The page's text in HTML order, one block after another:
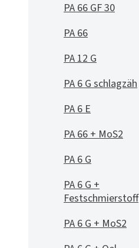
PA 66 GF 30
PA 66
PA 12 G
PA 6 G schlagzäh
PA 6 E
PA 66 + MoS2
PA 6 G
PA 6 G +
Festschmierstoff
PA 6 G + MoS2